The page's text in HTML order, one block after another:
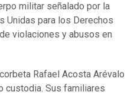
militar señalado por la
Unidas para los Derechos
violaciones y abusos en
Rafael Acosta Arévalo
custodia. Sus familiares